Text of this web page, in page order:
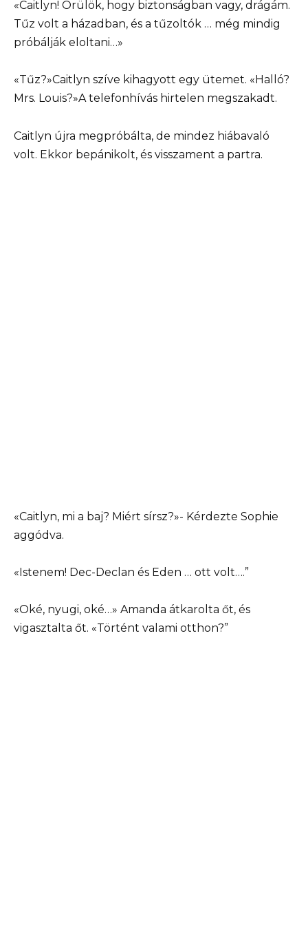
«Caitlyn! Örülök, hogy biztonságban vagy, drágám.
Tűz volt a házadban, és a tűzoltók … még mindig
próbálják eloltani…»
«Tűz?»Caitlyn szíve kihagyott egy ütemet. «Halló?
Mrs. Louis?»A telefonhívás hirtelen megszakadt.
Caitlyn újra megpróbálta, de mindez hiábavaló
volt. Ekkor bepánikolt, és visszament a partra.
«Caitlyn, mi a baj? Miért sírsz?»- Kérdezte Sophie
aggódva.
«Istenem! Dec-Declan és Eden … ott volt….”
«Oké, nyugi, oké…» Amanda átkarolta őt, és
vigasztalta őt. «Történt valami otthon?”